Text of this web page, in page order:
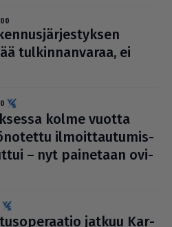
tul­kin­nan­va­raa, ei
kolme vuotta
ilmoit­tau­tu­mis­
– nyt painetaan ovi­
jatkuu Kar­